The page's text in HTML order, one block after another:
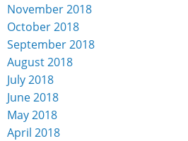
November 2018
October 2018
September 2018
August 2018
July 2018
June 2018
May 2018
April 2018